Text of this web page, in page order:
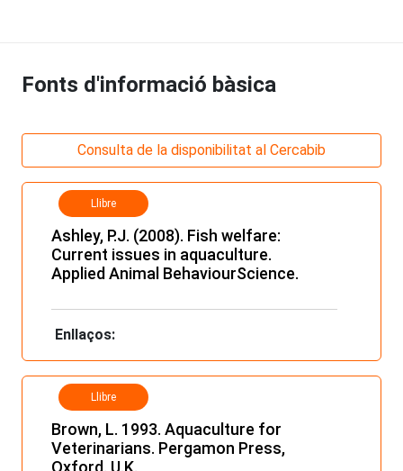
Fonts d'informació bàsica
Consulta de la disponibilitat al Cercabib
Llibre
Ashley, P.J. (2008). Fish welfare:
Current issues in aquaculture.
Applied Animal BehaviourScience.
Enllaços:
Llibre
Brown, L. 1993. Aquaculture for
Veterinarians. Pergamon Press,